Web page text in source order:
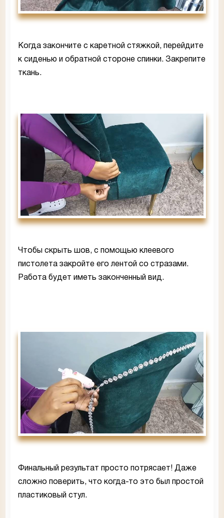
Когда закончите с каретной стяжкой, перейдите
к сиденью и обратной стороне спинки. Закрепите
ткань.
Чтобы скрыть шов, с помощью клеевого
пистолета закройте его лентой со стразами.
Работа будет иметь законченный вид.
Финальный результат просто потрясает! Даже
сложно поверить, что когда-то это был простой
пластиковый стул.